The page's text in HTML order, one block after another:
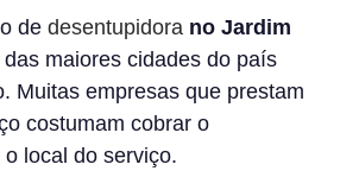
de desentupidora no Jardim
maiores cidades do país
Muitas empresas que prestam
costumam cobrar o
local do serviço.